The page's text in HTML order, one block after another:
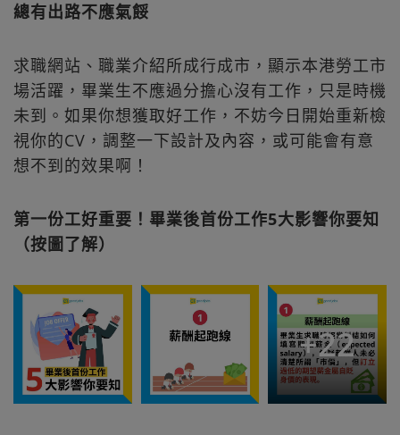
總有出路不應氣餒
求職網站、職業介紹所成行成市，顯示本港勞工市
場活躍，畢業生不應過分擔心沒有工作，只是時機
未到。如果你想獲取好工作，不妨今日開始重新檢
視你的CV，調整一下設計及內容，或可能會有意
想不到的效果啊！
第一份工好重要！畢業後首份工作5大影響你要知
（按圖了解）
+22